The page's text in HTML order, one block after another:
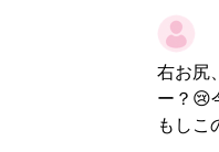
右お尻
ー？😢
もしこ